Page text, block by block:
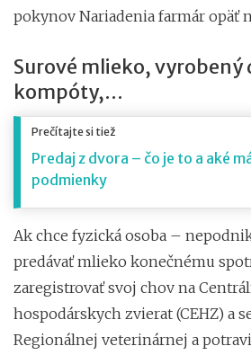
pokynov Nariadenia farmár opäť
Surové mlieko, vyrobený
kompóty,...
Prečítajte si tiež
Predaj z dvora – čo je to a aké
podmienky
Ak chce fyzická osoba –
predávať mlieko konečnému
zaregistrovať svoj chov na
hospodárskych zvierat (CEHZ) a
Regionálnej veterinárnej a